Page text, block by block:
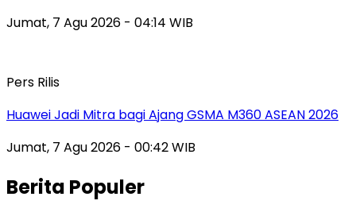
Jumat, 7 Agu 2026 - 04:14 WIB
Pers Rilis
Huawei Jadi Mitra bagi Ajang GSMA M360 ASEAN 2026
Jumat, 7 Agu 2026 - 00:42 WIB
Berita Populer